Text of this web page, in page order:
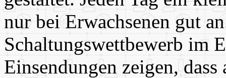
nur bei Erwachsenen gut
Schaltungswettbewerb im
Einsendungen zeigen,